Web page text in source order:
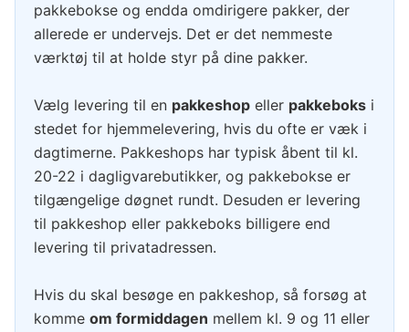
pakkebokse og endda omdirigere pakker, der
allerede er undervejs. Det er det nemmeste
værktøj til at holde styr på dine pakker.
Vælg levering til en pakkeshop eller pakkeboks i
stedet for hjemmelevering, hvis du ofte er væk i
dagtimerne. Pakkeshops har typisk åbent til kl.
20-22 i dagligvarebutikker, og pakkebokse er
tilgængelige døgnet rundt. Desuden er levering
til pakkeshop eller pakkeboks billigere end
levering til privatadressen.
Hvis du skal besøge en pakkeshop, så forsøg at
komme om formiddagen mellem kl. 9 og 11 eller